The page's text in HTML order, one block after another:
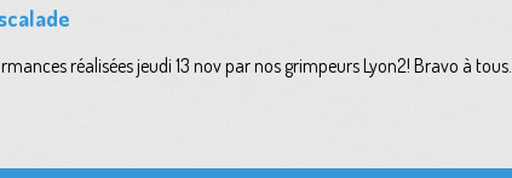
réalisées jeudi 13 nov par nos grimpeurs Lyon2! Bravo à tous.